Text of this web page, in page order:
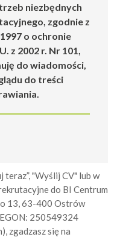
niezbędnych
zgodnie z
o ochronie
z 2002 r. Nr 101,
do wiadomości,
do treści
teraz”, "Wyślij CV" lub w
do BI Centrum
13, 63-400 Ostrów
250549324
zgadzasz się na